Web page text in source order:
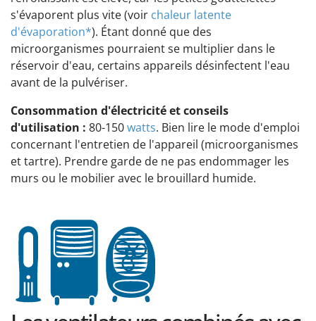
s'évaporent plus vite (voir chaleur latente
d'évaporation*). Étant donné que des
microorganismes pourraient se multiplier dans le
réservoir d'eau, certains appareils désinfectent l'eau
avant de la pulvériser.
Consommation d'électricité et conseils
d'utilisation : 80-150watts. Bien lire le mode d'emploi
concernant l'entretien de l'appareil (microorganismes
et tartre). Prendre garde de ne pas endommager les
murs ou le mobilier avec le brouillard humide.